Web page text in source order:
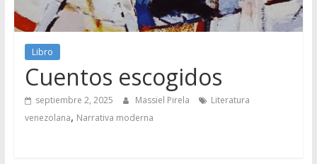
Libro
Cuentos escogidos
septiembre 2, 2025 Massiel Pirela
Literatura
venezolana, Narrativa moderna